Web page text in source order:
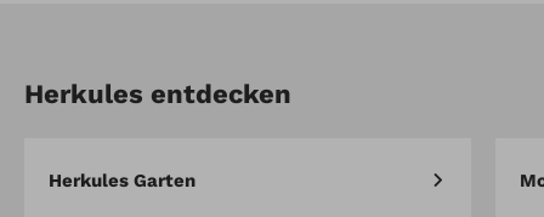
Herkules entdecken
Herkules Garten